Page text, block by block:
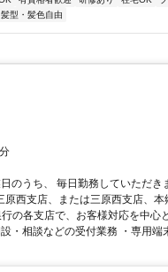
髪型・髪色自由
のうち、 毎日勤務していただ
西支店、または三原西支店、本
の各支店で、お客様対応を中心
・相談などの受付業務 ・専用